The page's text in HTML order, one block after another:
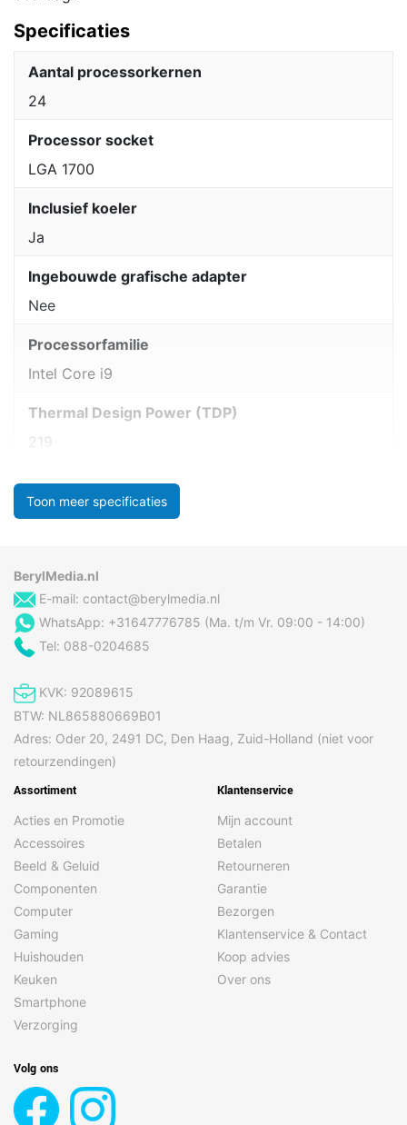
Specificaties
Aantal processorkernen
24
Processor socket
LGA 1700
Inclusief koeler
Ja
Ingebouwde grafische adapter
Nee
Processorfamilie
Intel Core i9
Thermal Design Power (TDP)
219
Toon meer specificaties
BerylMedia.nl
E-mail: contact@berylmedia.nl
WhatsApp: +31647776785 (Ma. t/m Vr. 09:00 - 14:00)
Tel: 088-0204685
KVK: 92089615
BTW: NL865880669B01
Adres: Oder 20, 2491 DC, Den Haag, Zuid-Holland (niet voor
retourzendingen)
Assortiment
Acties en Promotie
Accessoires
Beeld & Geluid
Componenten
Computer
Gaming
Huishouden
Keuken
Smartphone
Verzorging
Klantenservice
Mijn account
Betalen
Retourneren
Garantie
Bezorgen
Klantenservice & Contact
Koop advies
Over ons
Volg ons